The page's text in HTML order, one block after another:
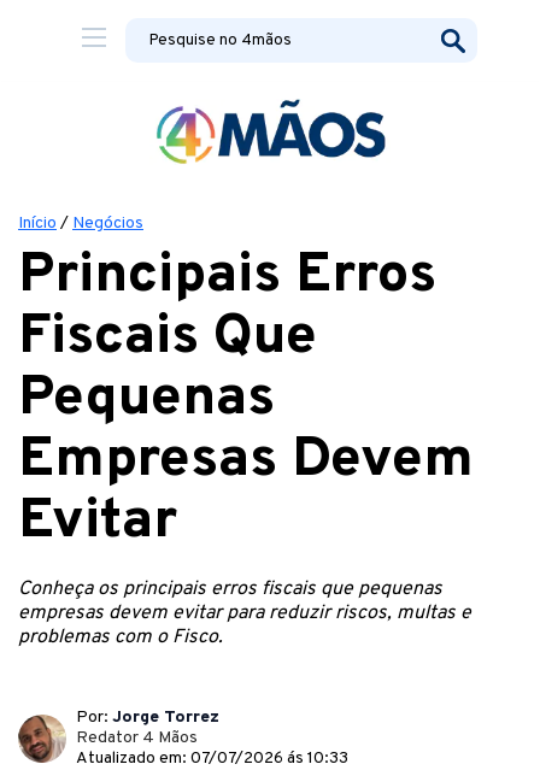
Início / Negócios
Principais Erros
Fiscais Que
Pequenas
Empresas Devem
Evitar
Conheça os principais erros fiscais que pequenas
empresas devem evitar para reduzir riscos, multas e
problemas com o Fisco.
Por: Jorge Torrez
Redator 4 Mãos
Atualizado em: 07/07/2026 ás 10:33